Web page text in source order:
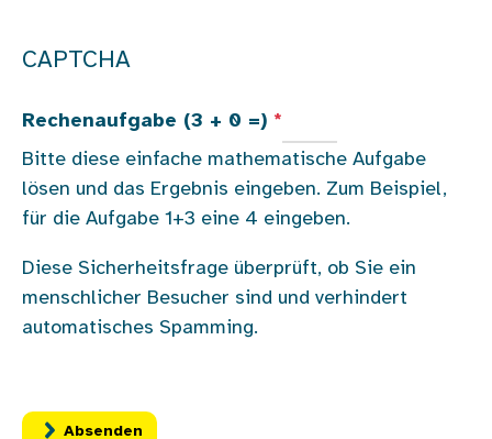
CAPTCHA
Rechenaufgabe (3 + 0 =)
Bitte diese einfache mathematische Aufgabe
lösen und das Ergebnis eingeben. Zum Beispiel,
für die Aufgabe 1+3 eine 4 eingeben.
Diese Sicherheitsfrage überprüft, ob Sie ein
menschlicher Besucher sind und verhindert
automatisches Spamming.